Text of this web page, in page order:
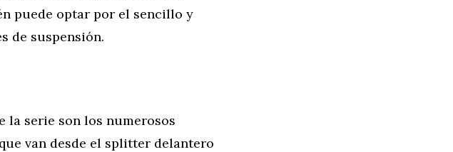
puede optar por el sencillo y
de suspensión.
la serie son los numerosos
van desde el splitter delantero